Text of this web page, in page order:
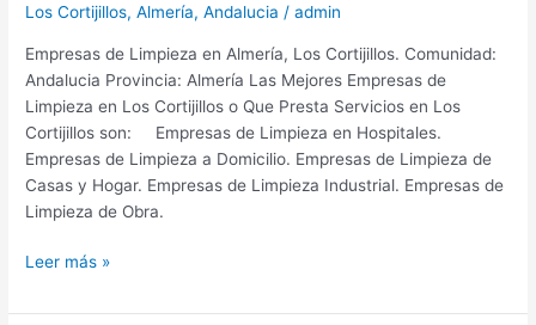
El
Provincia
Almería
Los Cortijillos,Almería,Andalucia /admin
Empresas de Limpieza en Almería, Los Cortijillos. Comunidad:
Andalucia Provincia: Almería Las Mejores Empresas de
Limpieza en Los Cortijillos o Que Presta Servicios en Los
Cortijillos son: Empresas de Limpieza en Hospitales.
Empresas de Limpieza a Domicilio. Empresas de Limpieza de
Casas y Hogar. Empresas de Limpieza Industrial. Empresas de
Limpieza de Obra.
Empresas
Limpieza
Leer más »